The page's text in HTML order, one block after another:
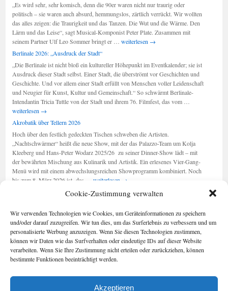
Cookie-Zustimmung verwalten
Wir verwenden Technologien wie Cookies, um Geräteinformationen zu speichern
und/oder darauf zuzugreifen. Wir tun dies, um das Surferlebnis zu verbessern und um
personalisierte Werbung anzuzeigen. Wenn Sie diesen Technologien zustimmen,
können wir Daten wie das Surfverhalten oder eindeutige IDs auf dieser Website
verarbeiten. Wenn Sie Ihre Zustimmung nicht erteilen oder zurückziehen, können
bestimmte Funktionen beeinträchtigt werden.
Akzeptieren
„Es wird sehr, sehr komisch, denn die 90er waren nicht nur traurig oder
politisch – sie waren auch absurd, hemmungslos, zärtlich verrückt. Wir wollten
das alles zeigen: die Traurigkeit und das Tanzen. Die Wut und die Wärme. Den
Lärm und das Leise“, sagt Musical-Komponist Peter Plate. Zusammen mit
seinem Partner Ulf Leo Sommer bringt er … Berlin-
sind
am
Leben“
weiterlesen →
Berlinale 2026: „Ausdruck der Stadt“
„Die Berlinale ist nicht bloß ein kultureller Höhepunkt im Eventkalender; sie ist
Ausdruck dieser Stadt selbst. Einer Stadt, die überströmt vor Geschichten und
Geschichte. Und vor allem einer Stadt erfüllt von Menschen voller Leidenschaft
und Neugier für Kunst, Kultur und Gemeinschaft.“ So schwärmt Berlinale-
Intendantin Tricia Tuttle von der Stadt und ihrem 76. Filmfest, das vom …
weiterlesen →
Akrobatik über Tellern 2026
Hoch über den festlich gedeckten Tischen schweben die Artisten.
„Nachtschwärmer“ heißt die neue Show, mit der das Palazzo-Team um Kolja
Kleeberg und Hans-Peter Wodarz 2025/26 zu seiner Dinner-Show lädt – mit
der bewährten Mischung aus Kulinarik und Artistik. Ein erlesenes Vier-Gang-
Menü wird mit einem abwechslungsreichen Showprogramm kombiniert. Noch
bis zum 8. März 2026 ist das … Akrobatik
Tellern
weiterlesen →
Seiten
Berlin im Buch
Cookie-
Richtlinie (EU)
Foto-Blog
Impressum/Date
Kontakt
Kategorien
Kategorien